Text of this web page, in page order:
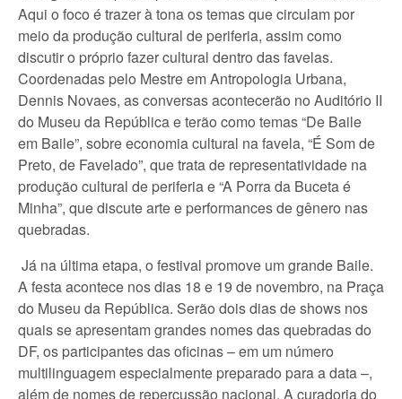
Aqui o foco é trazer à tona os temas que circulam por
meio da produção cultural de periferia, assim como
discutir o próprio fazer cultural dentro das favelas.
Coordenadas pelo Mestre em Antropologia Urbana,
Dennis Novaes, as conversas acontecerão no Auditório II
do Museu da República e terão como temas “De Baile
em Baile”, sobre economia cultural na favela, “É Som de
Preto, de Favelado”, que trata de representatividade na
produção cultural de periferia e “A Porra da Buceta é
Minha”, que discute arte e performances de gênero nas
quebradas.
Já na última etapa, o festival promove um grande Baile.
A festa acontece nos dias 18 e 19 de novembro, na Praça
do Museu da República. Serão dois dias de shows nos
quais se apresentam grandes nomes das quebradas do
DF, os participantes das oficinas – em um número
multilinguagem especialmente preparado para a data –,
além de nomes de repercussão nacional. A curadoria do